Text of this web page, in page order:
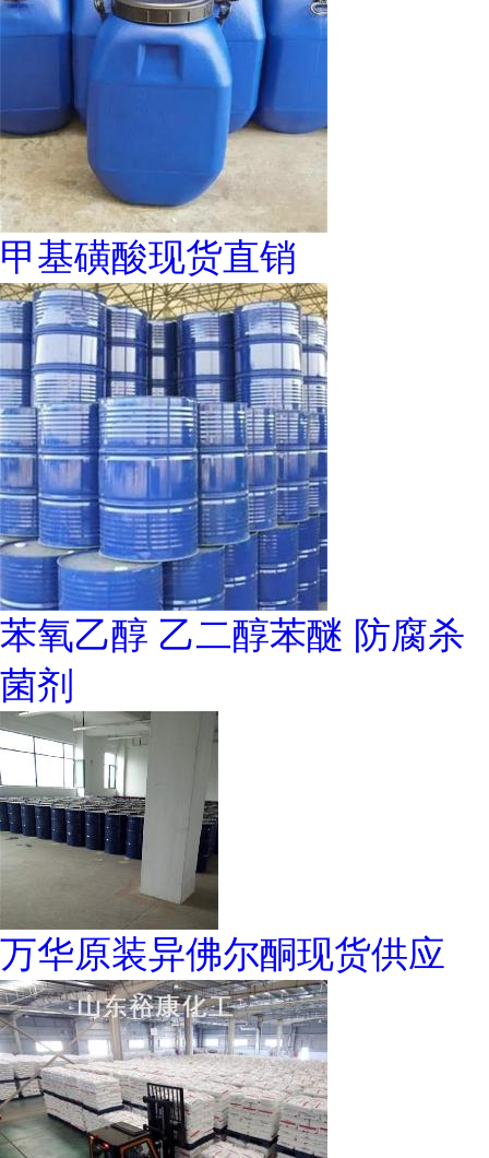
甲基磺酸现货直销
苯氧乙醇 乙二醇苯醚 防腐杀
菌剂
万华原装异佛尔酮现货供应